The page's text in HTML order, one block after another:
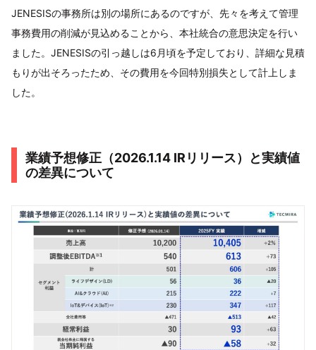
JENESISの事務所は別の場所にあるのですが、先々を考えて管理
事務費用の削減が見込めることから、本社統合の意思決定を行い
ました。JENESISの引っ越しは6月頃を予定しており、詳細な見積
もりが出そろったため、その費用を今回特別損失として計上しま
した。
業績予想修正（2026.1.14 IRリリース）と実績値
の差異について